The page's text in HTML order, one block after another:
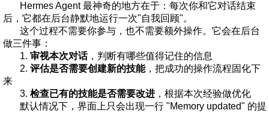
Hermes Agent 最神奇的地方在于：每次你和它对话结束
后，它都在后台静默地运行一次"自我回顾"。
这个过程不需要你参与，也不需要额外操作。它会在后台
做三件事：
1. 审视本次对话，判断有哪些值得记住的信息
2. 评估是否需要创建新的技能，把成功的操作流程固化下
来
3. 检查已有的技能是否需要改进 ，根据本次经验做优化
默认情况下，界面上只会出现一行 "Memory updated" 的提